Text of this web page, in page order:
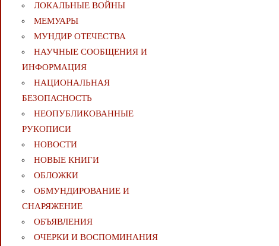
ЛОКАЛЬНЫЕ ВОЙНЫ
МЕМУАРЫ
МУНДИР ОТЕЧЕСТВА
НАУЧНЫЕ СООБЩЕНИЯ И
ИНФОРМАЦИЯ
НАЦИОНАЛЬНАЯ
БЕЗОПАСНОСТЬ
НЕОПУБЛИКОВАННЫЕ
РУКОПИСИ
НОВОСТИ
НОВЫЕ КНИГИ
ОБЛОЖКИ
ОБМУНДИРОВАНИЕ И
СНАРЯЖЕНИЕ
ОБЪЯВЛЕНИЯ
ОЧЕРКИ И ВОСПОМИНАНИЯ